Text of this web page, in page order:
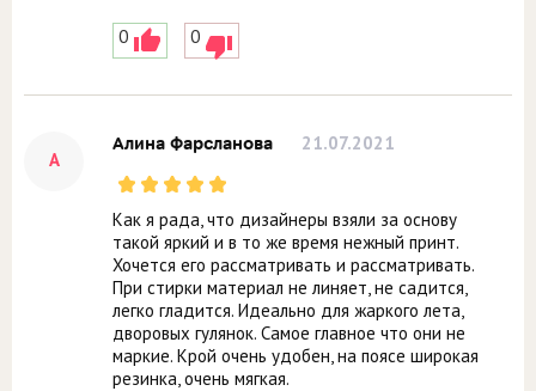
0 0
А
Алина Фарсланова 21.07.2021
Как я рада, что дизайнеры взяли за основу
такой яркий и в то же время нежный принт.
Хочется его рассматривать и рассматривать.
При стирки материал не линяет, не садится,
легко гладится. Идеально для жаркого лета,
дворовых гулянок. Самое главное что они не
маркие. Крой очень удобен, на поясе широкая
резинка, очень мягкая.